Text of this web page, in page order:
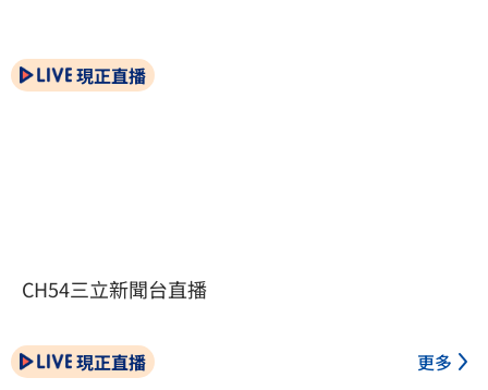
現正直播
CH54三立新聞台直播
現正直播 更多